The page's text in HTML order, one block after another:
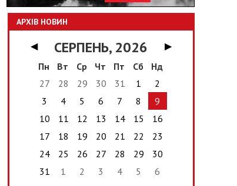
АРХІВ НОВИН
◀ СЕРПЕНЬ, 2026
▶
Пн
Вт Ср Чт Пт Сб
Нд
27
28 29 30 31 1
2
3
4 5 6 7 8
9
10
11 12 13 14 15
16
17
18 19 20 21 22
23
24
25 26 27 28 29
30
31
1 2 3 4 5 6